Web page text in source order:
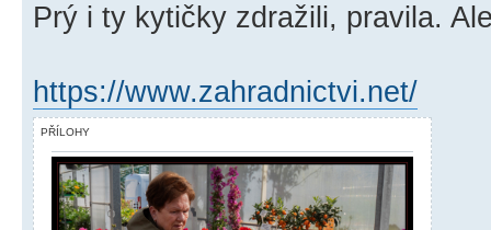
Prý i ty kytičky zdražili, pravila.
https://www.zahradnictvi.net/
PŘÍLOHY